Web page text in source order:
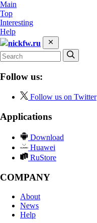
Main
Top
Interesting
Help
nickfw.ru
Follow us:
Follow us on Twitter
Applications
Download
Huawei
RuStore
COMPANY
About
News
Help